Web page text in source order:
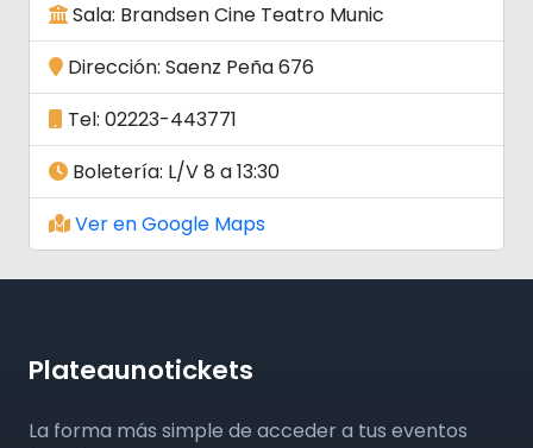
Sala: Brandsen Cine Teatro Munic
Dirección: Saenz Peña 676
Tel: 02223-443771
Boletería: L/V 8 a 13:30
Ver en Google Maps
Plateaunotickets
La forma más simple de acceder a tus eventos